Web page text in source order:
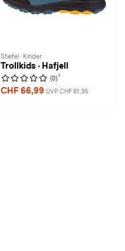
Stiefel · Kinder
Trollkids · Hafjell
(0) 1
CHF 66,99 UVP CHF 81,95